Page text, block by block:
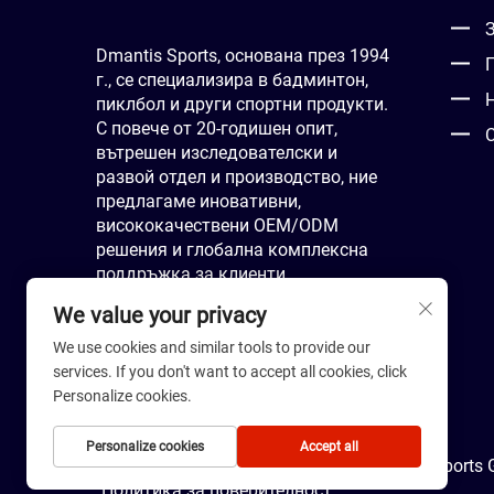
Dmantis Sports, основана през 1994
г., се специализира в бадминтон,
пиклбол и други спортни продукти.
С повече от 20-годишен опит,
вътрешен изследователски и
развой отдел и производство, ние
предлагаме иновативни,
висококачествени OEM/ODM
решения и глобална комплексна
поддръжка за клиенти.
Всички права запазени. © 2026 Dmantis Sports
We value your privacy
We use cookies and similar tools to provide our
services. If you don't want to accept all cookies, click
Personalize cookies.
Personalize cookies Accept all